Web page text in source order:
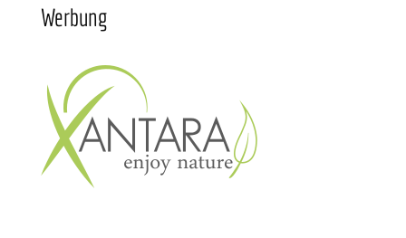
Werbung